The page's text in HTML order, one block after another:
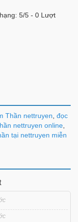
5/5 - 0 Lượt
Thần nettruyen đọc
nettruyen online,
tại nettruyen miễn